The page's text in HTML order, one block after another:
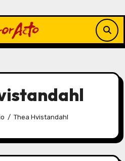
Thea Hvistandahl